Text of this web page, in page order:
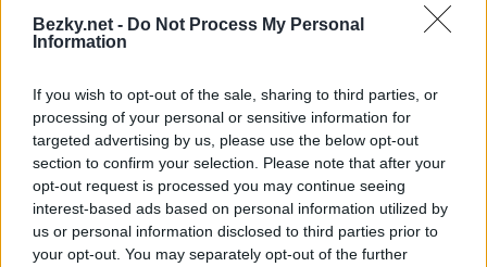
Bezky.net - Do Not Process My Personal
Information
If you wish to opt-out of the sale, sharing to third parties, or
processing of your personal or sensitive information for
targeted advertising by us, please use the below opt-out
section to confirm your selection. Please note that after your
opt-out request is processed you may continue seeing
interest-based ads based on personal information utilized by
us or personal information disclosed to third parties prior to
your opt-out. You may separately opt-out of the further
nedávných testech i při mistrovství republiky
na kolečkových lyžích.
„***Celý občasník Úseku běžeckých disciplín
SLČR si můžete přečíst
zde.***“:http://www.czech-
ski.com/userfiles/dokumenty/155/newsletter-
ubd_30_09_2015.pdf